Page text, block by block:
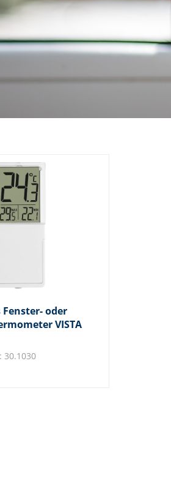
oder
VISTA
30.1030